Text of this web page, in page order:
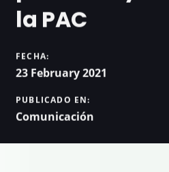
la PAC
FECHA:
23 February 2021
PUBLICADO EN:
Comunicación